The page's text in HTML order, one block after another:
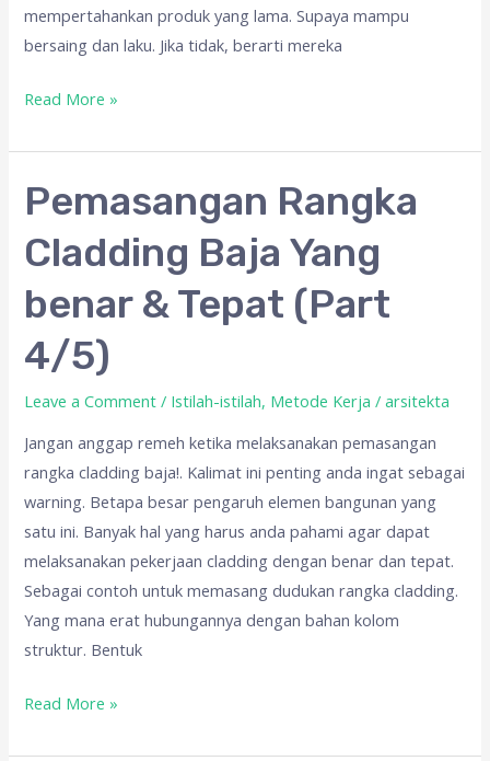
mempertahankan produk yang lama. Supaya mampu
bersaing dan laku. Jika tidak, berarti mereka
Read More »
Pemasangan Rangka
Cladding Baja Yang
benar & Tepat (Part
4/5)
Leave a Comment / Istilah-istilah, Metode Kerja /arsitekta
Jangan anggap remeh ketika melaksanakan pemasangan
rangka cladding baja!. Kalimat ini penting anda ingat sebagai
warning. Betapa besar pengaruh elemen bangunan yang
satu ini. Banyak hal yang harus anda pahami agar dapat
melaksanakan pekerjaan cladding dengan benar dan tepat.
Sebagai contoh untuk memasang dudukan rangka cladding.
Yang mana erat hubungannya dengan bahan kolom
struktur. Bentuk
Pemasangan
Rangka
Cladding
Yang
benar
&
Tepat
4/5)
Read More »